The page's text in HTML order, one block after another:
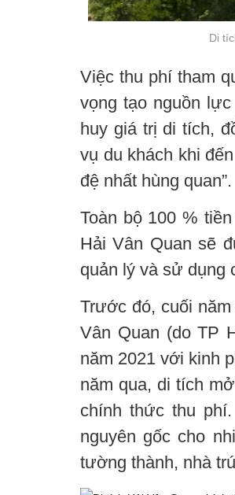
Di
Việc thu phí tham
vọng tạo nguồn
huy giá trị di tích,
vụ du khách khi
đệ nhất hùng quan”.
Toàn bộ 100 %
Hải Vân Quan sẽ
quản lý và sử dụng
Trước đó, cuối
Vân Quan (do TP
năm 2021 với kinh
năm qua, di tích
chính thức thu
nguyên gốc cho
tường thành, nhà